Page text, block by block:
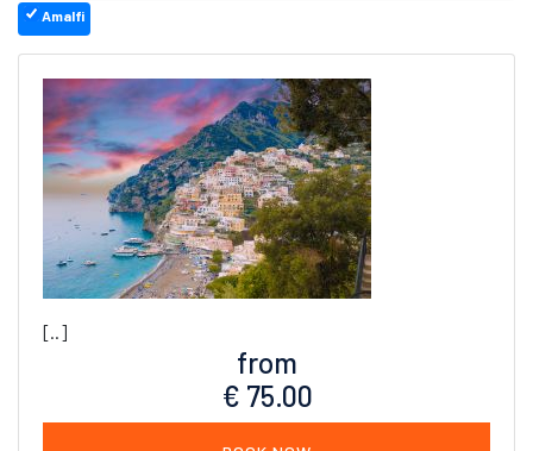
Amalfi
[..]
from
€ 75.00